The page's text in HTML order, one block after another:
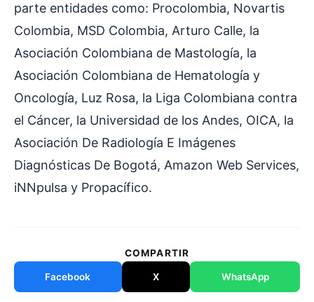
parte entidades como: Procolombia, Novartis
Colombia, MSD Colombia, Arturo Calle, la
Asociación Colombiana de Mastología, la
Asociación Colombiana de Hematología y
Oncología, Luz Rosa, la Liga Colombiana contra
el Cáncer, la Universidad de los Andes, OICA, la
Asociación De Radiología E Imágenes
Diagnósticas De Bogotá, Amazon Web Services,
iNNpulsa y Propacífico.
COMPARTIR
Facebook X WhatsApp